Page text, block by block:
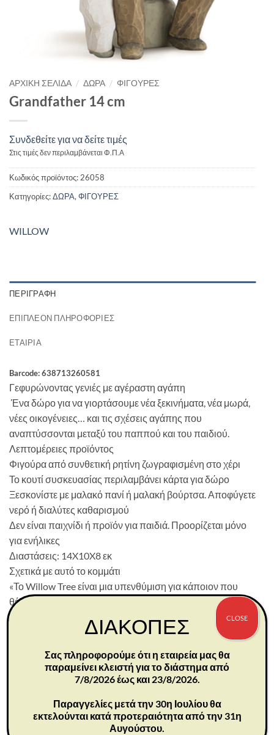
ΑΡΧΙΚΉ ΣΕΛΊΔΑ / ΔΩΡΑ / ΦΙΓΟΥΡΕΣ
Grandfather 14 cm
Συνδεθείτε για να δείτε τιμές
Στις τιμές δεν περιλαμβάνεται Φ.Π.Α
Κωδικός προϊόντος:26058
Κατηγορίες:ΔΩΡΑ,ΦΙΓΟΥΡΕΣ
WILLOW
ΠΕΡΙΓΡΑΦΉ
ΕΠΙΠΛΈΟΝ ΠΛΗΡΟΦΟΡΊΕΣ
ΕΤΑΙΡΊΑ
Barcode: 638713260581
Γεφυρώνοντας γενιές με αγέραστη αγάπη
Ένα δώρο για να γιορτάσουμε νέα ξεκινήματα, νέα μωρά,
νέες οικογένειες… και τις σχέσεις αγάπης που
αναπτύσσονται μεταξύ του παππού και του παιδιού.
Λεπτομέρειες προϊόντος
Φιγούρα από συνθετική ρητίνη ζωγραφισμένη στο χέρι
Το κουτί συσκευασίας περιλαμβάνει κάρτα για δώρο
Ξεσκονίστε με μαλακό πανί ή μαλακή βούρτσα. Αποφύγετε
νερό ή διαλύτες καθαρισμού
Δεν είναι παιχνίδι ή προϊόν για παιδιά. Προορίζεται μόνο
για ενήλικες
Διαστάσεις: 14X10X8 εκ
Σχετικά με αυτό το κομμάτι
«Το Willow Tree είναι μια υπενθύμιση για κάποιον που
θέλουμε να έχουμε κοντά μας ή μια ανάμνηση που
θέλουμε να αγγίξουμε… Μου αρέσει ο θεατής να
συμμετέχει στην κατανόηση του κομματιού. Το κάνει πιο
οραματιστούν τι ή ποιον θέλουν». –Susan Lordi
ΣΧΕΤΙΚΆ ΠΡΟΪΌΝΤΑ
ΔΙΑΚΟΠΕΣ
Σας πληροφορούμε ότι η εταιρεία μας θα
παραμείνει κλειστή για το διάστημα από
7/8/2026 έως και 23/8/2026.
Παραγγελίες μετά την 30η Ιουλίου θα
εκτελούνται κατά προτεραιότητα από την 31η
Αυγούστου.
CLOSE